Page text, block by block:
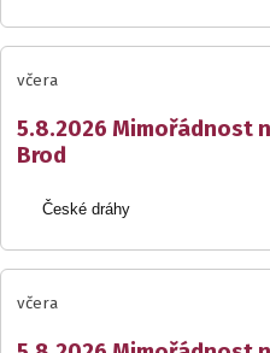
včera
5.8.2026 Mimořádnost
Brod
České dráhy
včera